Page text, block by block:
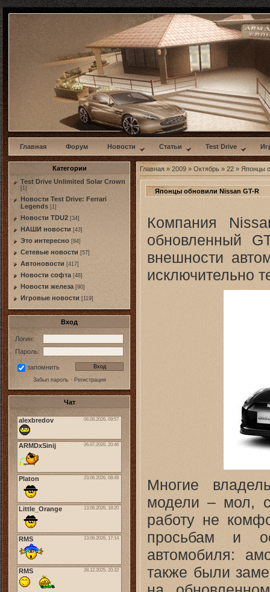
w
Главная Форум Новости Статьи Test Drive
Категории
Test Drive Unlimited Solar Crown
[1]
Новости Test Drive: Ferrari
Legends [1]
Новости TDU2 [34]
НАШИ новости [43]
Это интересно [84]
Сетевые новости [57]
Автоновости [417]
Новости софта [48]
Новоcти железа [90]
Игровые новости [119]
Вход
Логин:
Пароль:
запомнить
Забыл пароль· Регистрация
Чат
Главная » 2009 » Октябрь » 22 » Японцы
Японцы обновили Nissan GT-R
Компания
обновленный
внешности
исключительно
Многие
модели – мол,
работу не
просьбам и
автомобиля:
также были